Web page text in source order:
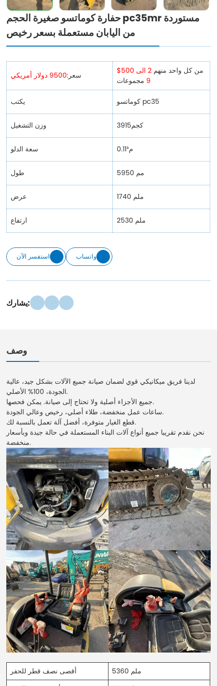
حفارة كوماتسو صغيرة الحجم pc35mr مستوردة
من اليابان مستعملة بسعر رخيص
سعر:9500 دولار أمريكي $500 من كل واحد منهم
2 الى
9 مجموعات
يكتب كوماتسو pc35
وزن التشغيل 3915كجم
سعة الدلو 0.11م³
طول 5950 مم
عرض 1740 ملم
ارتفاع 2530 ملم
استفسر الآن واتساب
يشارك:
وصف
لدينا فريق ميكانيكي قوي لضمان صيانة جميع الآلات بشكل جيد، عالية
الجودة، 100% الأصلي.
جميع الأجزاء أصلية ولا تحتاج إلى صيانة. يمكن فحصها.
ساعات عمل منخفضة، طلاء أصلي، رخيص وعالي الجودة.
قطع الغيار متوفرة، أفضل آلة تعمل بالنسبة لك.
نحن نقدم تقريبا جميع أنواع آلات البناء المستعملة في حالة جيدة وبأسعار
منخفضة.
أقصى نصف قطر للحفر
5360 ملم